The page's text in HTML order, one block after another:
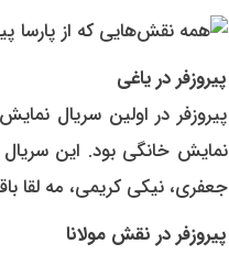
پیروزفر در یاغی
پیروزفر در اولین سریال
نمایش خانگی بود. این سریال
جعفری، نیکی کریمی، مه لقا
پیروزفر در نقش مولانا